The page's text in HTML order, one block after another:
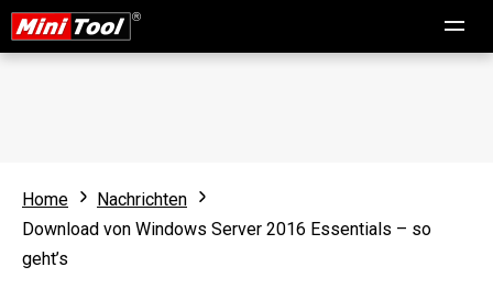
Home
Nachrichten
Download von Windows Server 2016 Essentials – so
geht’s